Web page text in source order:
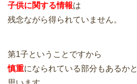
子供に関する情報は
残念ながら得られていません。
第1子ということですから
慎重になられている部分もあるかと